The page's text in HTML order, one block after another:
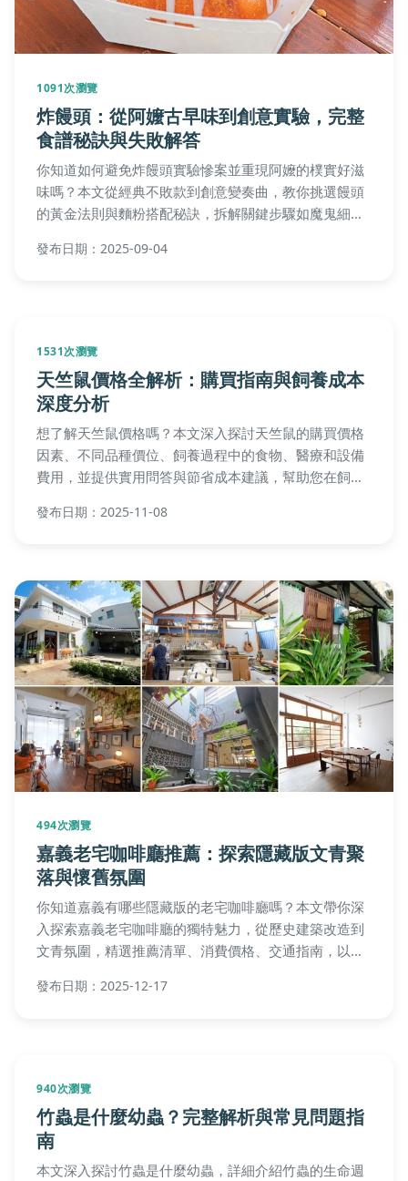
1091次瀏覽
炸饅頭：從阿嬤古早味到創意實驗，完整
食譜秘訣與失敗解答
你知道如何避免炸饅頭實驗慘案並重現阿嬤的樸實好滋
味嗎？本文從經典不敗款到創意變奏曲，教你挑選饅頭
的黃金法則與麵粉搭配秘訣，拆解關鍵步驟如魔鬼細
美炸饅頭技巧！
發布日期：2025-09-04
1531次瀏覽
天竺鼠價格全解析：購買指南與飼養成本
深度分析
想了解天竺鼠價格嗎？本文深入探討天竺鼠的購買價格
因素、不同品種價位、飼養過程中的食物、醫療和設備
費用，並提供實用問答與節省成本建議，幫助您在飼養
發布日期：2025-11-08
494次瀏覽
嘉義老宅咖啡廳推薦：探索隱藏版文青聚
落與懷舊氛圍
你知道嘉義有哪些隱藏版的老宅咖啡廳嗎？本文帶你深
入探索嘉義老宅咖啡廳的獨特魅力，從歷史建築改造到
文青氛圍，精選推薦清單、消費價格、交通指南，以及
發布日期：2025-12-17
940次瀏覽
竹蟲是什麼幼蟲？完整解析與常見問題指
南
本文深入探討竹蟲是什麼幼蟲，詳細介紹竹蟲的生命週